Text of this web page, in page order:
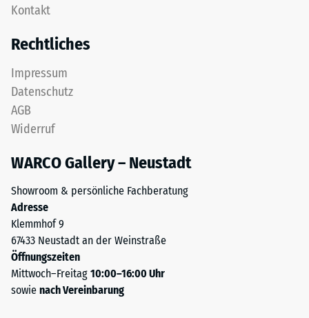
Kontakt
Rechtliches
Impressum
Datenschutz
AGB
Widerruf
WARCO Gallery – Neustadt
Showroom & persönliche Fachberatung
Adresse
Klemmhof 9
67433 Neustadt an der Weinstraße
Öffnungszeiten
Mittwoch–Freitag 10:00–16:00 Uhr
sowie nach Vereinbarung